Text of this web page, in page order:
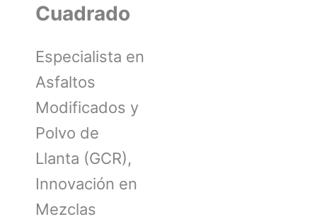
Cuadrado
Especialista en
Asfaltos
Modificados y
Polvo de
Llanta (GCR),
Innovación en
Mezclas